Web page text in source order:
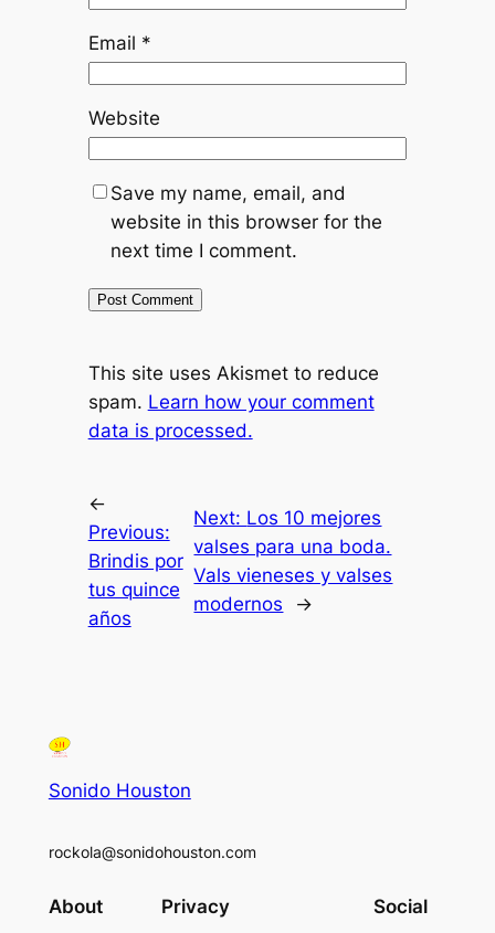
Email *
Website
Save my name, email, and
website in this browser for the
next time I comment.
This site uses Akismet to reduce
spam. Learn how your comment
data is processed.
←
Previous:
Brindis por
tus quince
años
Next: Los 10 mejores
valses para una boda.
Vals vieneses y valses
modernos
→
Sonido Houston
rockola@sonidohouston.com
About Privacy Social